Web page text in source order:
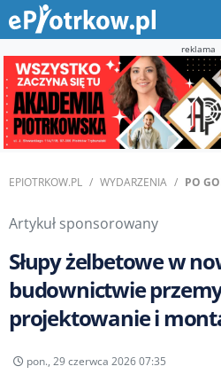
reklama
EPIOTRKOW.PL WYDARZENIA PO
Artykuł sponsorowany
Słupy żelbetowe w
budownictwie
projektowanie i
pon., 29 czerwca 2026 07:35